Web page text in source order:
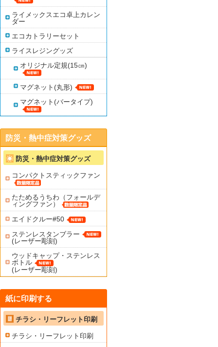
ライメックスエコ卓上カレン
ダー
エコカトラリーセット
ライスレジングッズ
オリジナル定規(15㎝)
マグネット(丸形)
マグネット(バータイプ)
防災・熱中症対策グッズ
防災・熱中症対策グッズ
コンパクトスティックファン
たためるうちわ（フォールデ
ィングファン）
エイドクルー#50
ステンレスタンブラー
(レーザー彫刻)
ウッドキャップ・ステンレス
ボトル
(レーザー彫刻)
紙に印刷する
チラシ・リーフレット印刷
チラシ・リーフレット印刷